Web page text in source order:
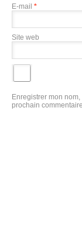
E-mail *
Site web
Enregistrer mon
prochain